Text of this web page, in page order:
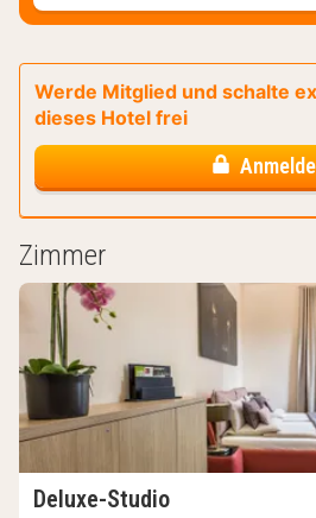
Werde Mitglied und schalte
dieses Hotel frei
Zimmer
Deluxe-Studio